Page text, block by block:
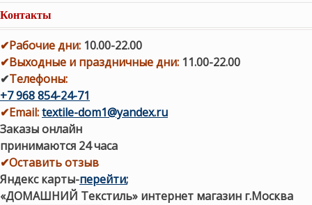
Контакты
✔Рабочие дни: 10.00-22.00
✔Выходные и праздничные дни: 11.00-22.00
✔Телефоны:
+7 968 854-24-71
✔Email:textile-dom1@yandex.ru
Заказы онлайн
принимаются 24 часа
✔Оставить отзыв
Яндекс карты-перейти;
«ДОМАШНИЙ Текстиль» интернет магазин г.Москва